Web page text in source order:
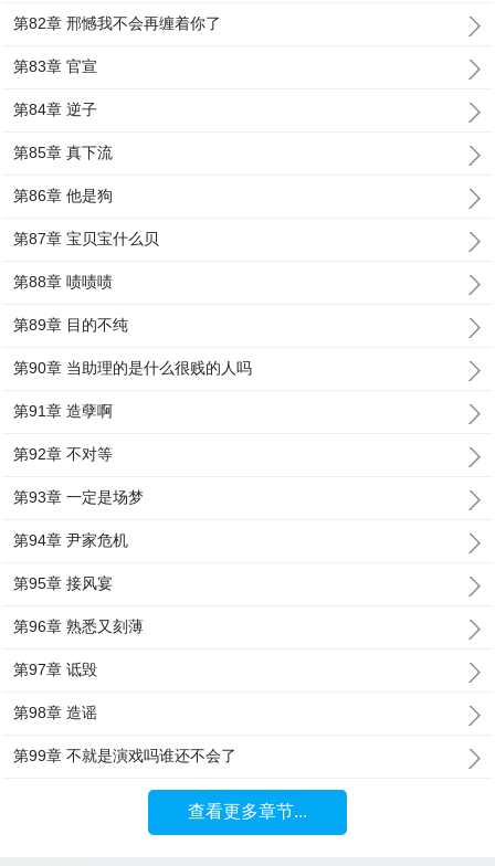
第82章 邢憾我不会再缠着你了
第83章 官宣
第84章 逆子
第85章 真下流
第86章 他是狗
第87章 宝贝宝什么贝
第88章 啧啧啧
第89章 目的不纯
第90章 当助理的是什么很贱的人吗
第91章 造孽啊
第92章 不对等
第93章 一定是场梦
第94章 尹家危机
第95章 接风宴
第96章 熟悉又刻薄
第97章 诋毁
第98章 造谣
第99章 不就是演戏吗谁还不会了
查看更多章节...